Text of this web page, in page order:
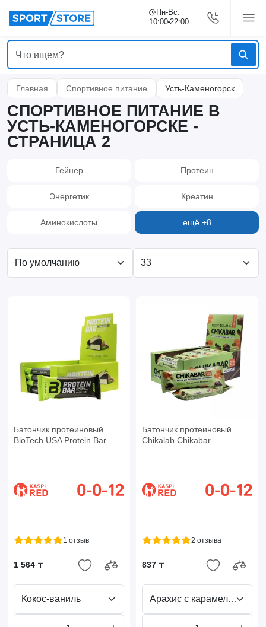
Пн-Вс:
10:00 22:00
Главная Спортивное питание Усть-Каменогорск
СПОРТИВНОЕ ПИТАНИЕ В
УСТЬ-КАМЕНОГОРСКЕ -
СТРАНИЦА 2
Гейнер Протеин
Энергетик Креатин
Аминокислоты ещё +8
Батончик протеиновый
BioTech USA Protein Bar
1 отзыв
1 564 ₸
Кокос-ваниль
Батончик протеиновый
Chikalab Chikabar
2 отзыва
837 ₸
Арахис с карамельной начинкой